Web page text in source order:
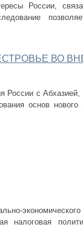
России,
ВО
России с
основ нового
налоговая